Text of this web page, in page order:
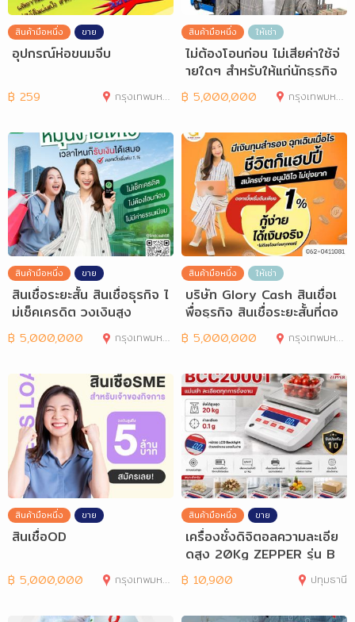
สินค้ามือหนึ่ง ขาย
อุปกรณ์ห่อขนมจีบ
฿ 259 กรุงเทพมหานคร
สินค้ามือหนึ่ง ให้เช่า
ไม่ต้องโอนก่อน ไม่เสียค่าใช้จ่
ายใดๆ สำหรับให้แก่นักธุรกิจ
และ
฿ 5,000,000 กรุงเทพมหานคร
สินค้ามือหนึ่ง ขาย
สินเชื่อระยะสั้น สินเชื่อธุรกิจ ไ
ม่เช็คเครดิต วงเงินสูง
฿ 5,000,000 กรุงเทพมหานคร
สินค้ามือหนึ่ง ให้เช่า
บริษัท Glory Cash สินเชื่อเ
พื่อธุรกิจ สินเชื่อระยะสั้นที่ตอ
฿ 5,000,000 กรุงเทพมหานคร
สินค้ามือหนึ่ง ขาย
สินเชื่อOD
฿ 5,000,000 กรุงเทพมหานคร
สินค้ามือหนึ่ง ขาย
เครื่องชั่งดิจิตอลความละเอีย
ดสูง 20Kg ZEPPER รุ่น B
CC20001
฿ 10,900 ปทุมธานี